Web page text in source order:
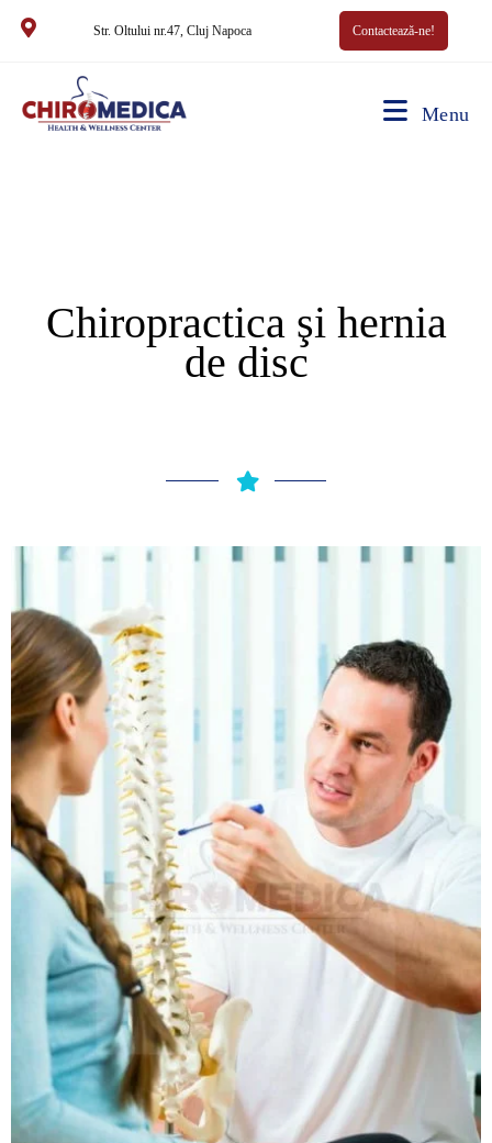
Str. Oltului nr.47, Cluj Napoca Contactează-ne!
Menu
Chiropractica şi hernia
de disc